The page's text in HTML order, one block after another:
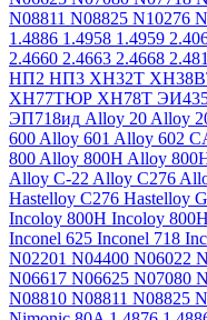
N08811 N08825 N10276
1.4886 1.4958 1.4959
2.4660 2.4663 2.4668
НП2 НП3 ХН32Т
ХН77ТЮР ХН78Т
ЭП718ид Alloy 20 Alloy
600 Alloy 601 Alloy 602
800 Alloy 800H Alloy
Alloy C-22 Alloy C276
Hastelloy C276 Hastelloy
Incoloy 800H Incoloy
Inconel 625 Inconel 718
N02201 N04400 N06022
N06617 N06625 N07080
N08810 N08811 N08825